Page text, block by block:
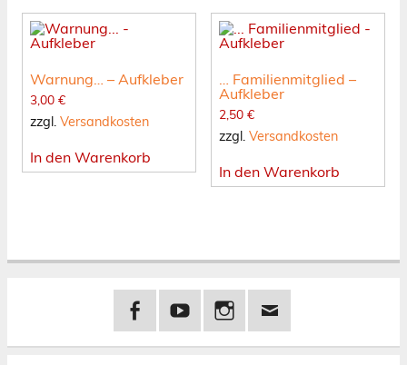
Warnung… – Aufkleber
3,00 €
zzgl. Versandkosten
In den Warenkorb
… Familienmitglied –
Aufkleber
2,50 €
zzgl. Versandkosten
In den Warenkorb